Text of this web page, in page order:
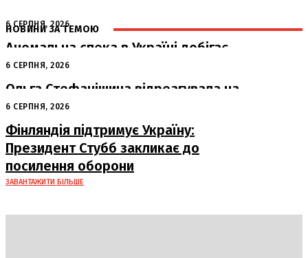
НОВИНИ ЗА ТЕМОЮ
6 СЕРПНЯ, 2026
Аномальна спека в Україні добігає
кінця: очікується похолодання
6 СЕРПНЯ, 2026
Ольга Стефанішина відреагувала на
підозри від НАБУ та САП
6 СЕРПНЯ, 2026
Фінляндія підтримує Україну:
Президент Стубб закликає до
посилення оборони
ЗАВАНТАЖИТИ БІЛЬШЕ